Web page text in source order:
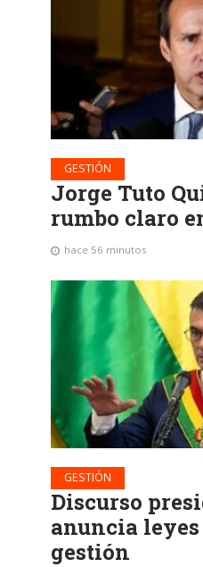
GESTIÓN
Jorge Tuto
rumbo claro
hace 56 minutos
GESTIÓN
Discurso
anuncia
gestión